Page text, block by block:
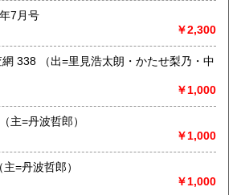
ます
て知りたい方は、リストをお送りくださ
知らせします。(現物を拝見していないの
りません。)
ださい。
7月号
￥2,300
かたせ梨乃・中
￥1,000
TV台本 大盗賊 10 （主=丹波哲郎）
￥1,000
TV台本 大盗賊 7 （主=丹波哲郎）
￥1,000